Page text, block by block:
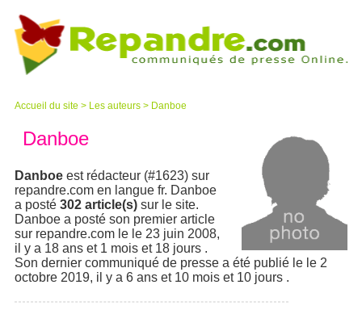
Accueil du site > Les auteurs > Danboe
Danboe
Danboe est rédacteur (#1623) sur
repandre.com en langue fr. Danboe
a posté 302 article(s) sur le site.
Danboe a posté son premier article
sur repandre.com le le 23 juin 2008,
il y a 18 ans et 1 mois et 18 jours .
Son dernier communiqué de presse a été publié le le 2
octobre 2019, il y a 6 ans et 10 mois et 10 jours .